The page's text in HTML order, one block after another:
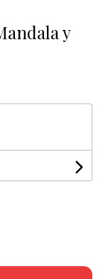
y